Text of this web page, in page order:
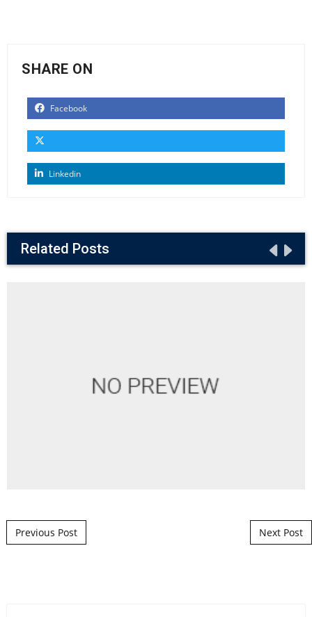
SHARE ON
Facebook
Linkedin
Related Posts
Post navigation
Previous Post Next Post